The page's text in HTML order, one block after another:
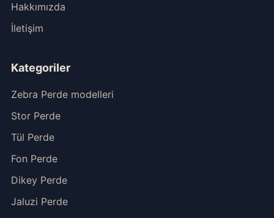
Hakkımızda
İletişim
Kategoriler
Zebra Perde modelleri
Stor Perde
Tül Perde
Fon Perde
Dikey Perde
Jaluzi Perde